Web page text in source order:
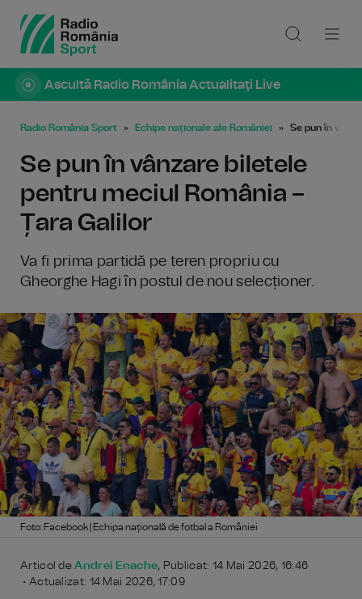
Ascultă Radio România Actualitaţi Live
Radio România Sport Echipe naționale ale României Se pun în
Se pun în vânzare biletele
pentru meciul România –
Țara Galilor
Va fi prima partidă pe teren propriu cu
Gheorghe Hagi în postul de nou selecționer.
Foto: Facebook | Echipa națională de fotbal a României
Articol deAndrei Enache, Publicat: 14 Mai 2026, 16:46
• Actualizat: 14 Mai 2026, 17:09